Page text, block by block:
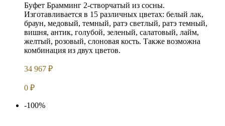
Буфет Брамминг 2-створчатый из сосны.
Изготавливается в 15 различных цветах: белый лак,
браун, медовый, темный, ратэ светлый, ратэ темный,
вишня, антик, голубой, зеленый, салатовый, лайм,
желтый, розовый, слоновая кость. Также возможна
комбинация из двух цветов.
34 967 ₽
0 ₽
-100%